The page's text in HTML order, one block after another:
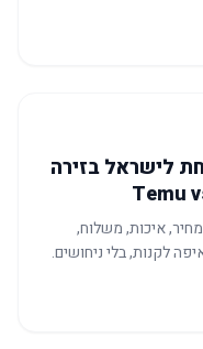
לישראל בזירה
איכות, משלוח,
לקנות, בלי ניחושים.